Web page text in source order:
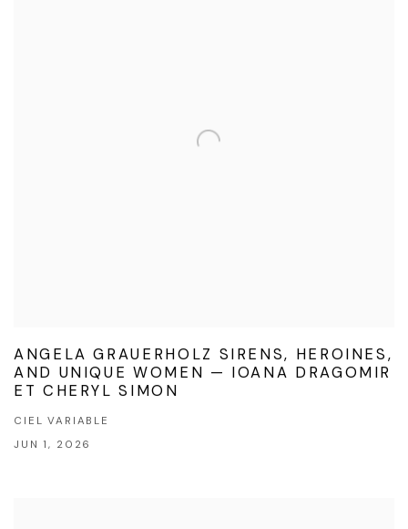
ANGELA GRAUERHOLZ SIRENS, HEROINES,
AND UNIQUE WOMEN — IOANA DRAGOMIR
ET CHERYL SIMON
CIEL VARIABLE
JUN 1, 2026